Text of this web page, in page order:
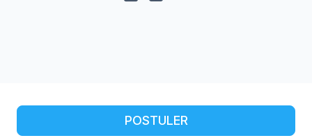
POSTULER
Propulsé par